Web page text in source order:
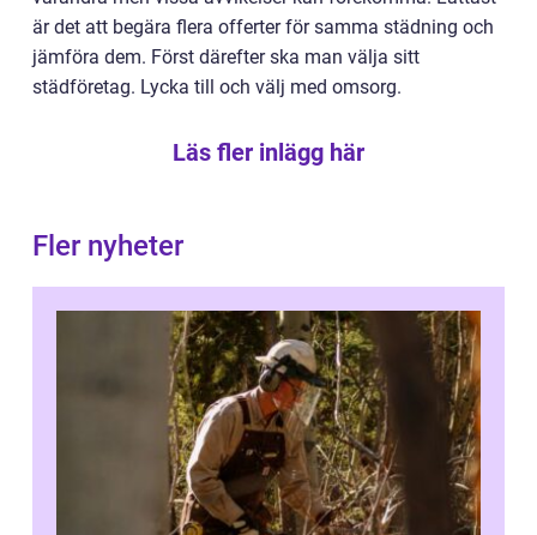
är det att begära flera offerter för samma städning och
jämföra dem. Först därefter ska man välja sitt
städföretag. Lycka till och välj med omsorg.
Läs fler inlägg här
Fler nyheter